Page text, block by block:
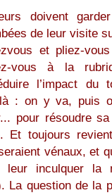
doivent
de leur visite
et pliez-
vous à la
l’impact du
: on y va, puis
pour résoudre
Et toujours
vénaux, et
leur inculquer la
La question de la